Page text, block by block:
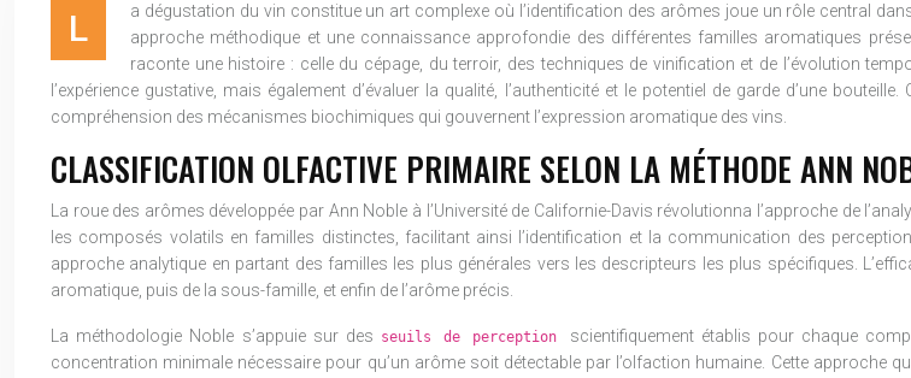
L
a dégustation du vin constitue un art complexe où l’identification des arômes joue un rôle central
approche méthodique et une connaissance approfondie des différentes familles aromatiques
raconte une histoire : celle du cépage, du terroir, des techniques de vinification et de l’évolution
l’expérience gustative, mais également d’évaluer la qualité, l’authenticité et le potentiel de garde d’une
compréhension des mécanismes biochimiques qui gouvernent l’expression aromatique des vins.
CLASSIFICATION OLFACTIVE PRIMAIRE SELON LA MÉTHODE ANN
La roue des arômes développée par Ann Noble à l’Université de Californie-Davis révolutionna l’approche de
les composés volatils en familles distinctes, facilitant ainsi l’identification et la communication des
approche analytique en partant des familles les plus générales vers les descripteurs les plus spécifiques.
aromatique, puis de la sous-famille, et enfin de l’arôme précis.
La méthodologie Noble s’appuie sur des seuils de perception
scientifiquement établis pour chaque
concentration minimale nécessaire pour qu’un arôme soit détectable par l’olfaction humaine. Cette approche